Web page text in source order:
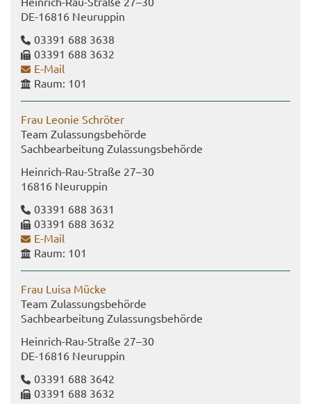
DE-​16816 Neu­rup­pin
03391 688 3638
03391 688 3632
E-​Mail
Raum: 101
Frau Leo­nie Schrö­ter
Team Zu­las­sungs­be­hör­de
Sach­be­ar­bei­tung Zu­las­sungs­be­hör­de
Heinrich-​​Rau-​Straße 27–30
16816 Neu­rup­pin
03391 688 3631
03391 688 3632
E-​Mail
Raum: 101
Frau Luisa Mücke
Team Zu­las­sungs­be­hör­de
Sach­be­ar­bei­tung Zu­las­sungs­be­hör­de
Heinrich-​Rau-Straße 27–30
DE-​16816 Neu­rup­pin
03391 688 3642
03391 688 3632